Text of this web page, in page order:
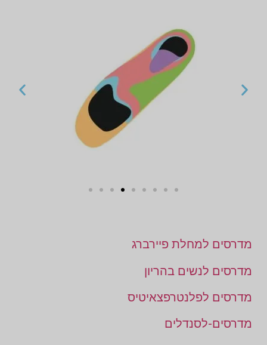
מדרסים למחלת פיירברג
מדרסים לנשים בהריון
מדרסים לפלנטרפצאיטיס
מדרסים-לסנדלים